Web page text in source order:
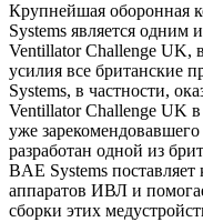
Крупнейшая оборонная
Systems является одним
Ventillator Challenge UK,
усилия все британские
Systems, в частности,
Ventillator Challenge UK
уже
разработан одной из
BAE Systems
аппаратов ИВЛ и
сборки этих